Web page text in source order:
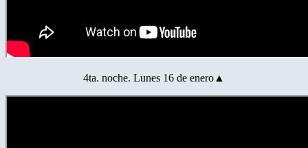
4ta. noche. Lunes 16 de enero▲